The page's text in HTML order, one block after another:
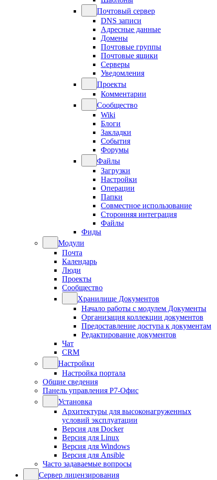
Почтовый сервер
DNS записи
Адресные данные
Домены
Почтовые группы
Почтовые ящики
Серверы
Уведомления
Проекты
Комментарии
Сообщество
Wiki
Блоги
Закладки
События
Форумы
Файлы
Загрузки
Настройки
Операции
Папки
Совместное использование
Сторонняя интеграция
Файлы
Фиды
Модули
Почта
Календарь
Люди
Проекты
Сообщество
Хранилище Документов
Начало работы с модулем Документы
Организация коллекции документов
Предоставление доступа к документам
Редактирование документов
Чат
CRM
Настройки
Настройка портала
Общие сведения
Панель управления Р7-Офис
Установка
Архитектуры для высоконагруженных
условий эксплуатации
Версия для Docker
Версия для Linux
Версия для Windows
Версия для Ansible
Часто задаваемые вопросы
Сервер лицензирования